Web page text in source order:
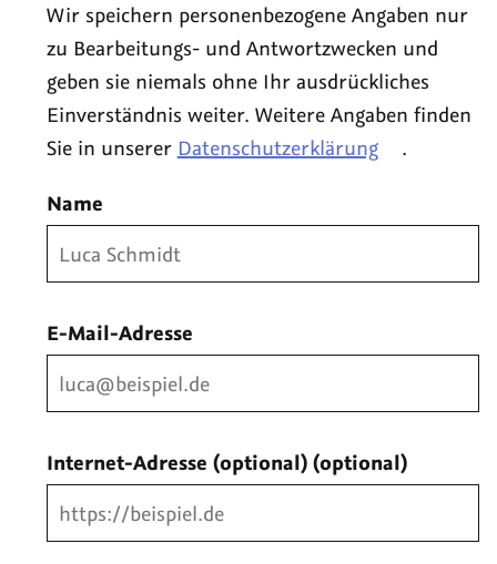
Wir speichern personenbezogene Angaben nur
zu Bearbeitungs- und Antwortzwecken und
geben sie niemals ohne Ihr ausdrückliches
Einverständnis weiter. Weitere Angaben finden
Sie in unserer Datenschutzerklärung .
Name
E-Mail-Adresse
Internet-Adresse (optional) (optional)